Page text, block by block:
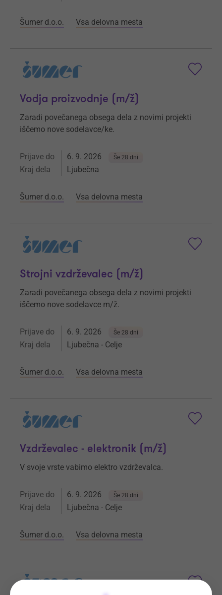
Šumer d.o.o. Vsa delovna mesta
Vodja proizvodnje (m/ž)
Zaradi povečanega obsega dela z novimi projekti
iščemo nove sodelavce/ke.
Prijave do 6. 9. 2026 Še 28 dni
Kraj dela Ljubečna
Šumer d.o.o. Vsa delovna mesta
Strojni vzdrževalec (m/ž)
Zaradi povečanega obsega dela z novimi projekti
iščemo nove sodelavce m/ž.
Prijave do 6. 9. 2026 Še 28 dni
Kraj dela Ljubečna - Celje
Šumer d.o.o. Vsa delovna mesta
Vzdrževalec - elektronik (m/ž)
V svoje vrste vabimo elektro vzdrževalca.
Prijave do 6. 9. 2026 Še 28 dni
Kraj dela Ljubečna - Celje
Šumer d.o.o. Vsa delovna mesta